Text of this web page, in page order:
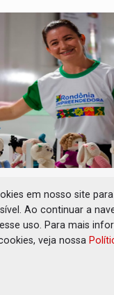
segue no
entrada
07 de Agosto de 2026
em um só lugar o
em nosso site
Ao continuar a
uso. Para mais
veja nossa